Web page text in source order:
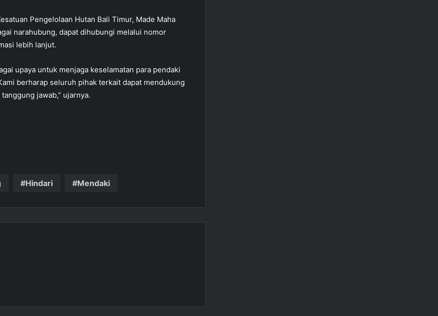
Pengelolaan Hutan Bali Timur, Made Maha
narahubung, dapat dihubungi melalui nomor
lebih lanjut.
upaya untuk menjaga keselamatan para pendaki
berharap seluruh pihak terkait dapat mendukung
jawab,” ujarnya.
Hindari Mendaki